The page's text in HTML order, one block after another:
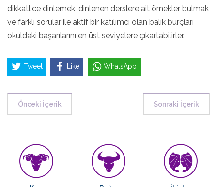
dikkatlice dinlemek, dinlenen derslere ait örnekler bulmak
ve farklı sorular ile aktif bir katılımcı olan balık burçları
okuldaki başarılarını en üst seviyelere çıkartabilirler.
Tweet Like WhatsApp
Önceki İçerik Sonraki İçerik